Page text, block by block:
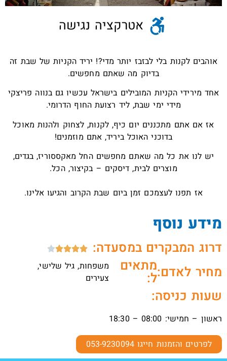
אוהבים לקנות בלי לבזבז יותר מדי?! יריד הקניות של שבת זה
בדיוק מה שאתם מחפשים.
אחד מירידי הקניות המובילים בישראל עכשיו גם בנווה פריצקי
מידי ימי שבת, ליד רצועת החוף הדרומי.
אז אם אתם מתכננים יום כיף, לקנות, לצחוק ולהנות מאוכל
בדוכני האוכל ביריד, אתם מוזמנים!
יש לנו את כל מה שאתם מחפשים החל מאקססוריז, בגדים,
מוצרים לבית, דיסקים – בקיצור, הכל.
אז תפנו לעצמכם זמן ביום שבת הקרוב והגיעו אלינו.
מידע נוסף
דרוג המבקרים במסעדה: 




מחיר לאדם:מתאים
ל:
משפחות, גיל שלישי,
צעירים
שעות כניסה:
ראשון – חמישי: 08:00 – 18:30
לפרטים והזמנות חייגו 053-9230094
אטרקציה נגישה